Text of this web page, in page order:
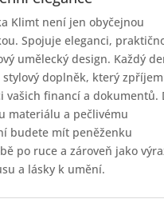
Klimt není jen obyčejnou
Spojuje eleganci,
umělecký design. Každý
stylový doplněk, který
vašich financí a dokumentů.
materiálu a pečlivému
budete mít peněženku
po ruce a zároveň jako
a lásky k umění.